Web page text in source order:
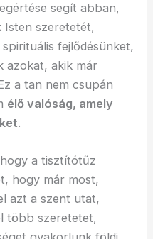
segít abban,
Isten szeretetét,
fejlődésünket,
azokat, akik már
a tan nem csupán
élő valóság, amely
.
a tisztítótűz
hogy már most,
azt a szent utat,
több szeretetet,